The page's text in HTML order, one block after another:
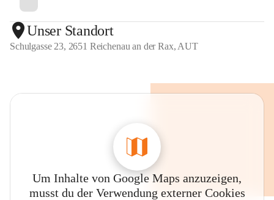
Unser Standort
Schulgasse 23, 2651 Reichenau an der Rax, AUT
Um Inhalte von Google Maps anzuzeigen,
musst du der Verwendung externer Cookies